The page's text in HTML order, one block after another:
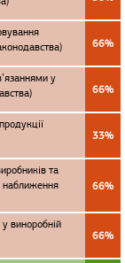
66%
у
66%
33%
та
наближення
66%
виноробній
66%